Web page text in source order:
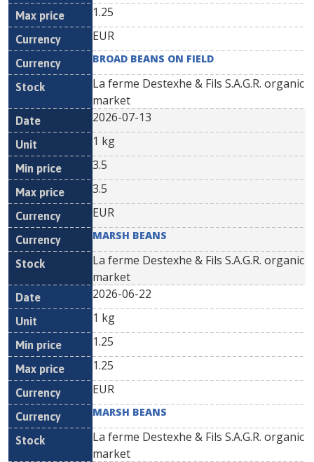
1.25
EUR
BROAD BEANS ON FIELD
La ferme Destexhe & Fils S.A.G.R. organic
market
2026-07-13
1 kg
3.5
3.5
EUR
MARSH BEANS
La ferme Destexhe & Fils S.A.G.R. organic
market
2026-06-22
1 kg
1.25
1.25
EUR
MARSH BEANS
La ferme Destexhe & Fils S.A.G.R. organic
market